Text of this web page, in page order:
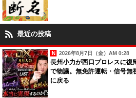
最近の投稿
2026年8月7日（金）AM 0:28
長州小力が西口プロレスに復
で物議。無免許運転・信号無
に戻る